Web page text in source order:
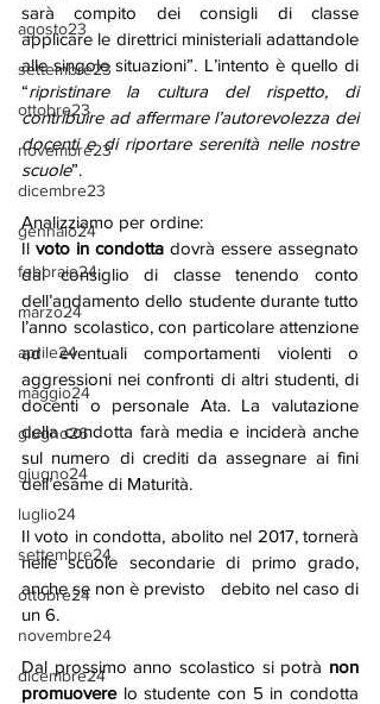
agosto23
settembre23
ottobre23
novembre23
dicembre23
gennaio24
febbraio24
marzo24
aprile24
maggio24
giugno26
giugno24
luglio24
settembre24
ottobre24
novembre24
dicembre24
sarà compito dei consigli di classe
applicare le direttrici ministeriali adattandole
alle singole situazioni”. L’intento è quello di
“ripristinare la cultura del rispetto, di
contribuire ad affermare l’autorevolezza dei
docenti e di riportare serenità nelle nostre
scuole”.
Analizziamo per ordine:
Il voto in condotta dovrà essere assegnato
dal consiglio di classe tenendo conto
dell’andamento dello studente durante tutto
l’anno scolastico, con particolare attenzione
ad eventuali comportamenti violenti o
aggressioni nei confronti di altri studenti, di
docenti o personale Ata. La valutazione
della condotta farà media e inciderà anche
sul numero di crediti da assegnare ai fini
dell’esame di Maturità.
Il voto in condotta, abolito nel 2017, tornerà
nelle scuole secondarie di primo grado,
anche se non è previsto   debito nel caso di
un 6.
Dal prossimo anno scolastico si potrà non
promuovere lo studente con 5 in condotta